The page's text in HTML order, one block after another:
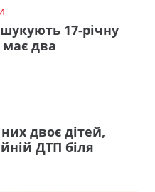
17-річну
два
двоє дітей,
ДТП біля